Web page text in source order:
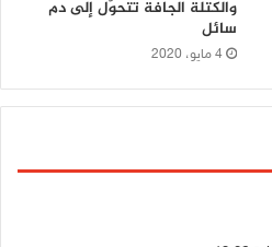
والكتلة الجافة تتحوّل إلى دم
سائل
4 مايو، 2020